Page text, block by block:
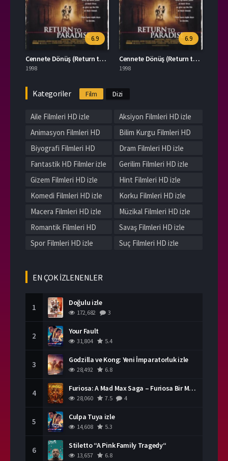
6.9
Cennete Dönüş (Return to Paradise) izle
1998
6.9
Cennete Dönüş (Return to Paradise) izle
1998
Kategoriler Film Dizi
Aile Filmleri HD izle
Aksiyon Filmleri HD izle
Animasyon Filmleri HD
izle
Bilim Kurgu Filmleri HD
izle
Biyografi Filmleri HD
izle
Dram Filmleri HD izle
Fantastik HD Filmler izle
Gerilim Filmleri HD izle
Gizem Filmleri HD izle
Hint Filmleri HD izle
Komedi Filmleri HD izle
Korku Filmleri HD izle
Macera Filmleri HD izle
Müzikal Filmleri HD izle
Romantik Filmleri HD
izle
Savaş Filmleri HD izle
Spor Filmleri HD izle
Suç Filmleri HD izle
Yerli Filmleri HD izle
EN ÇOK İZLENENLER
1 Doğulu izle
172,682 3
2 Your Fault
31,804 5.4
3 Godzilla ve Kong: Yeni İmparatorluk izle
28,492 6.8
4 Furiosa: A Mad Max Saga – Furiosa Bir Mad Max Destanı
28,060 7.5 4
5 Culpa Tuya izle
14,608 5.3
6 Stiletto “A Pink Family Tragedy“
13,657 6.8